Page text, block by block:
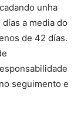
unha
a media do
de 42 días.
seguimento e